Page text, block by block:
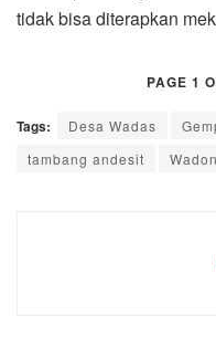
tidak bisa diterapkan
PAGE 1
Tags: Desa Wadas
tambang andesit